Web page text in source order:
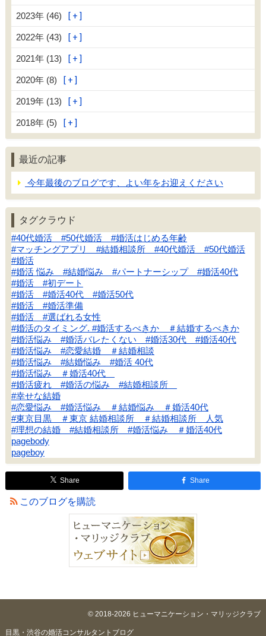
2023年 (46)
2022年 (43)
2021年 (13)
2020年 (8)
2019年 (13)
2018年 (5)
最近の記事
今年最後のブログです、よい年をお迎えください
タグクラウド
#40代婚活 #50代婚活 #婚活はじめる年齢
#マッチングアプリ #結婚相談所 #40代婚活 #50代婚活
#婚活
#婚活 悩み #結婚悩み #パートナーシップ #婚活40代
#婚活 #初デート
#婚活 #婚活40代 #婚活50代
#婚活 #婚活準備
#婚活 #選ばれる女性
#婚活のタイミング. #婚活するべきか ＃結婚するべきか
#婚活悩み #婚活バレたくない #婚活30代 #婚活40代
#婚活悩み #恋愛結婚 ＃結婚相談
#婚活悩み #結婚悩み #婚活 40代
#婚活悩み ＃婚活40代
#婚活疲れ #婚活の悩み #結婚相談所
#幸せな結婚
#恋愛悩み #婚活悩み ＃結婚悩み ＃婚活40代
#東京目黒 ＃東京 結婚相談所 ＃結婚相談所 人気
#理想の結婚 #結婚相談所 #婚活悩み ＃婚活40代
pagebody
pageboy
Share Share
このブログを購読
© 2018-2026 ヒューマニケーション・マリッジクラブ
目黒・渋谷の婚活コンサルタントブログ